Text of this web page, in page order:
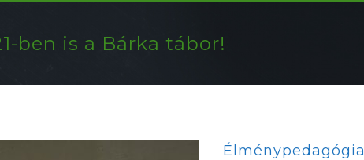
ben is a Bárka tábor!
Élménypedagógia